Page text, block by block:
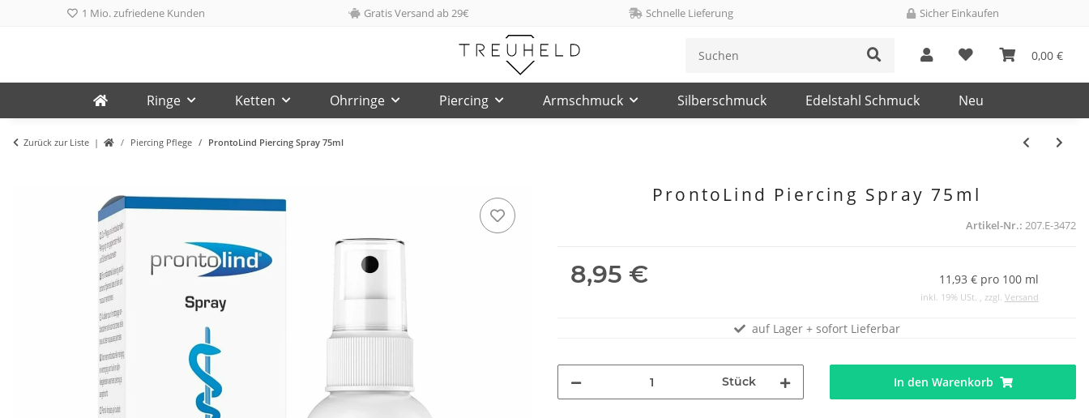
1 Mio. zufriedene Kunden Gratis Versand ab 29€ Schnelle Lieferung Sicher Einkaufen
0,00 €
Ringe Ketten Ohrringe Piercing Armschmuck Silberschmuck Edelstahl Schmuck Neu
Zurück zur Liste Piercing Pflege ProntoLind Piercing Spray 75ml
ProntoLind Piercing Spray 75ml
Artikel-Nr.: 207.E-3472
8,95 € 11,93 € pro 100 ml
inkl. 19% USt. , zzgl. Versand
auf Lager + sofort Lieferbar
Stück In den Warenkorb